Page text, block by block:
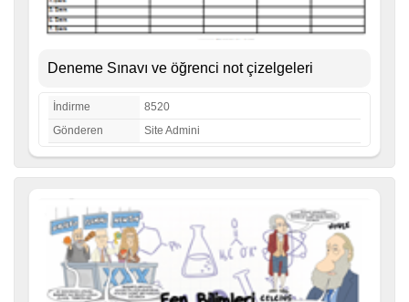
Deneme Sınavı ve öğrenci not çizelgeleri
İndirme
8520
Gönderen
Site Admini